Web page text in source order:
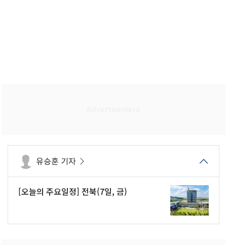
유승훈 기자
[오늘의 주요일정] 전북(7일, 금)